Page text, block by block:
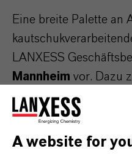
Eine breite Palette an
LANXESS
Mannheim vor. Dazu
die Herstellung
Gummierzeugnisse
Anwendungen – zum
A website for